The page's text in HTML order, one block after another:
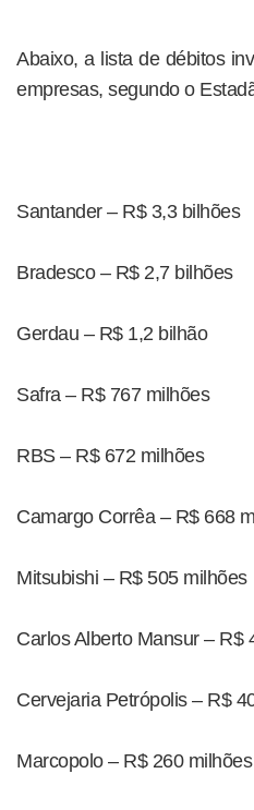
Abaixo, a lista de débitos
empresas, segundo o
Santander – R$ 3,3 bilhões
Bradesco – R$ 2,7 bilhões
Gerdau – R$ 1,2 bilhão
Safra – R$ 767 milhões
RBS – R$ 672 milhões
Camargo Corrêa – R$ 668
Mitsubishi – R$ 505 milhões
Carlos Alberto Mansur – R$
Cervejaria Petrópolis – R$
Marcopolo – R$ 260 milhões